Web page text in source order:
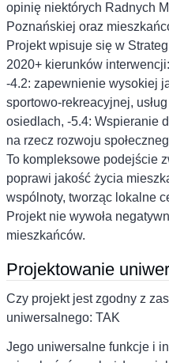
opinię niektórych Radnych
Poznańskiej oraz
Projekt wpisuje się w
2020+ kierunków interwencji:
-4.2: zapewnienie wysokiej
sportowo-rekreacyjnej,
osiedlach, -5.4: Wspieranie
na rzecz rozwoju
To kompleksowe podejście
poprawi jakość życia
wspólnoty, tworząc lokalne
Projekt nie wywoła
mieszkańców.
Projektowanie
Czy projekt jest zgodny z
uniwersalnego: TAK
Jego uniwersalne funkcje i